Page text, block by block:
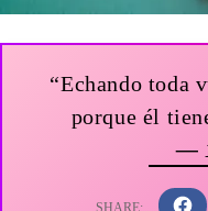
“Echando toda
porque él
—